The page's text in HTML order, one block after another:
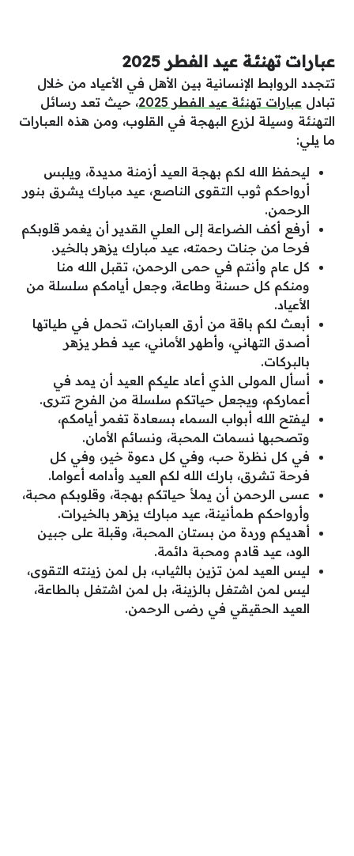
عبارات تهنئة عيد الفطر 2025
تتجدد الروابط الإنسانية بين الأهل في الأعياد من خلال
تبادل عبارات تهنئة عيد الفطر 2025
، حيث تعد رسائل
التهنئة وسيلة لزرع البهجة في القلوب، ومن هذه العبارات
ما يلي:
ليحفظ الله لكم بهجة العيد أزمنة مديدة، ويلبس
أرواحكم ثوب التقوى الناصع، عيد مبارك يشرق بنور
الرحمن.
أرفع أكف الضراعة إلى العلي القدير أن يغمر قلوبكم
فرحا من جنات رحمته، عيد مبارك يزهر بالخير.
كل عام وأنتم في حمى الرحمن، تقبل الله منا
ومنكم كل حسنة وطاعة، وجعل أيامكم سلسلة من
الأعياد.
أبعث لكم باقة من أرق العبارات، تحمل في طياتها
أصدق التهاني، وأطهر الأماني، عيد فطر يزهر
بالبركات.
أسأل المولى الذي أعاد عليكم العيد أن يمد في
أعماركم، ويجعل حياتكم سلسلة من الفرح تترى.
ليفتح الله أبواب السماء بسعادة تغمر أيامكم،
وتصحبها نسمات المحبة، ونسائم الأمان.
في كل نظرة حب، وفي كل دعوة خير، وفي كل
فرحة تشرق، بارك الله لكم العيد وأدامه أعواما.
عسى الرحمن أن يملأ حياتكم بهجة، وقلوبكم محبة،
وأرواحكم طمأنينة، عيد مبارك يزهر بالخيرات.
أهديكم وردة من بستان المحبة، وقبلة على جبين
الود، عيد قادم ومحبة دائمة.
ليس العيد لمن تزين بالثياب، بل لمن زينته التقوى،
ليس لمن اشتغل بالزينة، بل لمن اشتغل بالطاعة،
العيد الحقيقي في رضى الرحمن.